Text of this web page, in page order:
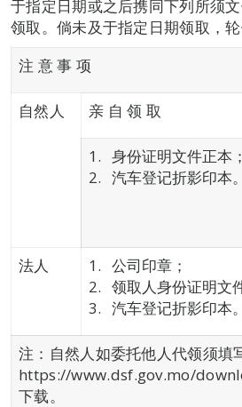
于指定日期或之后携同下列所须
领取。倘未及于指定日期领取，轮
注 意 事 项
自然人 亲 自 领 取
身份证明文件正本；
汽车登记折影印本。
法人
公司印章；
领取人身份证明文
汽车登记折影印本。
注：自然人如委托他人代领须填
https://www.dsf.gov.mo/
下载。